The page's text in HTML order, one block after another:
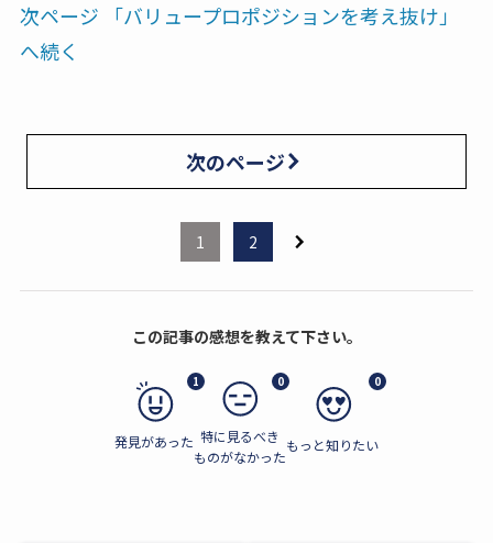
次ページ 「バリュープロポジションを考え抜け」
へ続く
次のページ
1 2
この記事の感想を教えて下さい。
1
発見があった
0
特に見るべき
ものがなかった
0
もっと知りたい